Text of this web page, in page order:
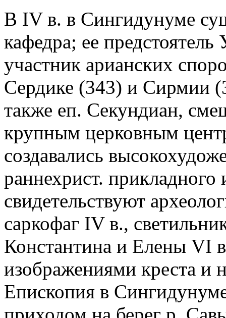
В IV в. в Сингидунуме
кафедра; ее
участник арианских
Сердике (343) и Сирмии
также еп. Секундиан,
крупным церковным
создавались
раннехрист. прикладного
свидетельствуют
саркофаг IV в.,
Константина и Елены VI
изображениями креста и
Епископия в